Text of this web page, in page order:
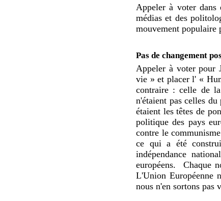
Appeler à voter dans
médias et des
mouvement populaire
Pas de changement
Appeler à voter pour
vie » et placer l' «
contraire : celle de
n'étaient pas celles
étaient les têtes de
politique des pays
contre le
ce qui a été
indépendance
européens.
Chaque
L'Union Européenne
nous n'en sortons pas